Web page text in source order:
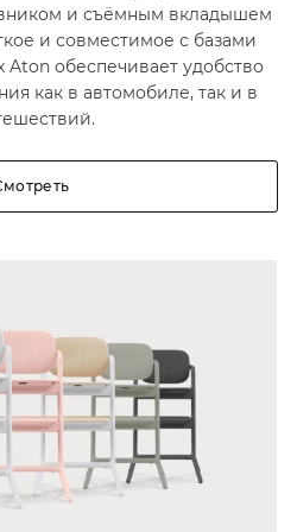
и съёмным вкладышем
и совместимое с базами
Aton обеспечивает удобство
как в автомобиле, так и в